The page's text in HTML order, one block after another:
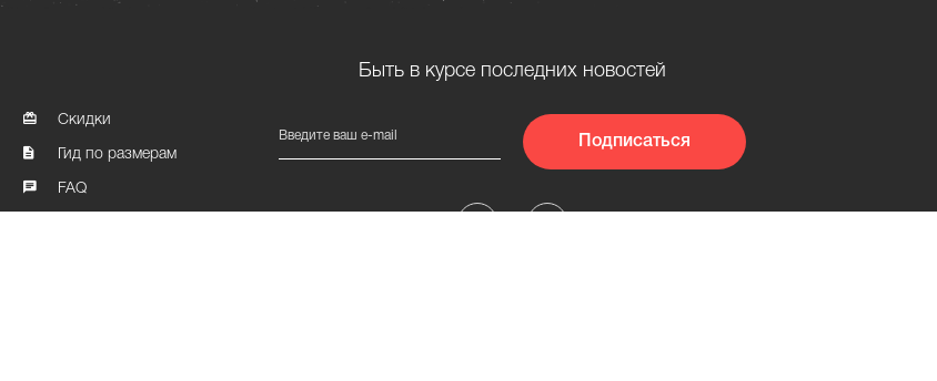
Быть в курсе последних новостей
Введите ваш e-mail Подписаться
Скидки
Гид по размерам
FAQ